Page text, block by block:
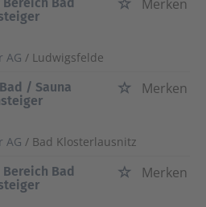
Bad
Merken
AG / Ludwigsfelde
/ Sauna
Merken
AG / Bad Klosterlausnitz
Bad
Merken